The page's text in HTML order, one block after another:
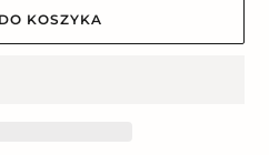
KOSZYKA